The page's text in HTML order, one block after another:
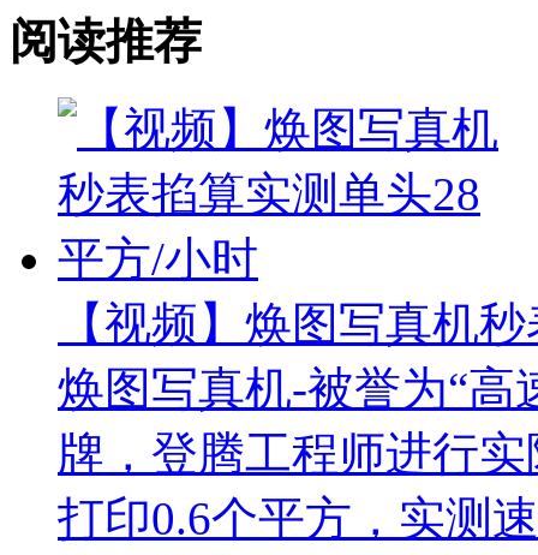
阅读推荐
【视频】焕图写真机
焕图写真机-被誉为“高
牌，登腾工程师进行
打印0.6个平方，实测